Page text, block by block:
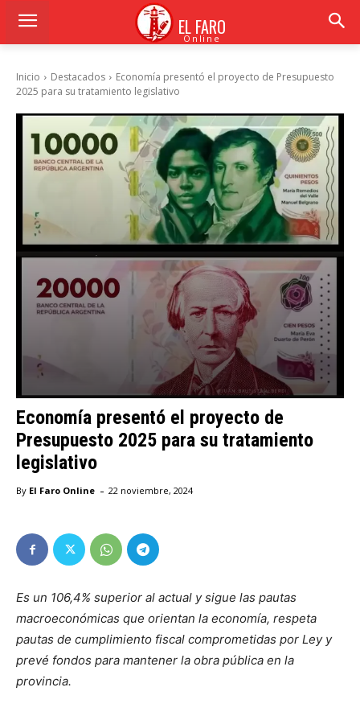
EL FARO
Online
Inicio Destacados
Economía presentó el proyecto de Presupuesto
2025 para su tratamiento legislativo
Economía presentó el proyecto de
Presupuesto 2025 para su tratamiento
legislativo
By El Faro Online - 22 noviembre, 2024
Es un 106,4% superior al actual y sigue las pautas
macroeconómicas que orientan la economía, respeta
pautas de cumplimiento fiscal comprometidas por Ley y
prevé fondos para mantener la obra pública en la
provincia.